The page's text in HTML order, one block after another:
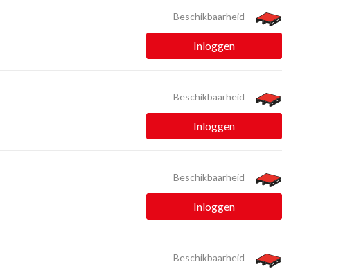
Beschikbaarheid
Inloggen
Beschikbaarheid
Inloggen
Beschikbaarheid
Inloggen
Beschikbaarheid